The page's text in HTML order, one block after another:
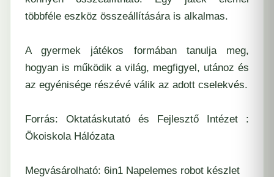
többféle eszköz összeállítására is alkalmas.
A gyermek játékos formában tanulja meg,
hogyan is működik a világ, megfigyel, utánoz és
az egyénisége részévé válik az adott cselekvés.
Forrás: Oktatáskutató és Fejlesztő Intézet :
Ökoiskola Hálózata
Megvásárolható: 6in1 Napelemes robot készlet